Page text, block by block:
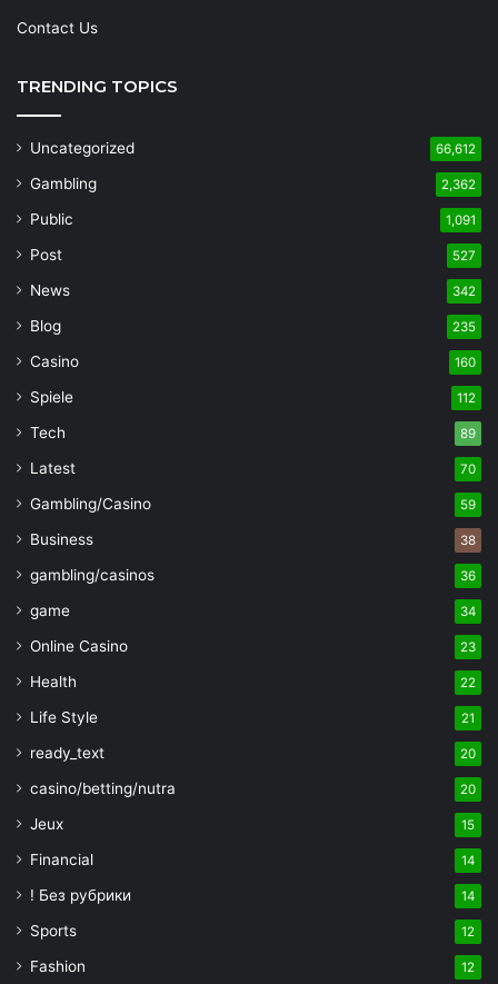
Contact Us
TRENDING TOPICS
Uncategorized 66,612
Gambling 2,362
Public 1,091
Post 527
News 342
Blog 235
Casino 160
Spiele 112
Tech 89
Latest 70
Gambling/Casino 59
Business 38
gambling/casinos 36
game 34
Online Casino 23
Health 22
Life Style 21
ready_text 20
casino/betting/nutra 20
Jeux 15
Financial 14
! Без рубрики 14
Sports 12
Fashion 12